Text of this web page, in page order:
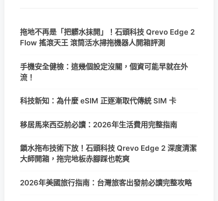
拖地不再是「把髒水抹開」！石頭科技 Qrevo Edge 2
Flow 搖滾天王 滾筒活水掃拖機器人開箱評測
手機安全健檢：這幾個設定沒關，個資可能早就在外
流！
科技新知：為什麼 eSIM 正逐漸取代傳統 SIM 卡
移居馬來西亞前必讀：2026年生活費用完整指南
鎖水拖布技術下放！石頭科技 Qrevo Edge 2 深度清潔
大師開箱，拖完地板赤腳踩也乾爽
2026年美國旅行指南：台灣旅客出發前必讀完整攻略